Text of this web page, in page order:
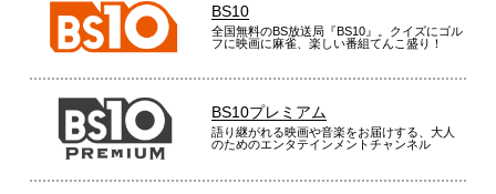
BS10
全国無料のBS放送局『BS10』。クイズにゴル
フに映画に麻雀、楽しい番組てんこ盛り！
BS10プレミアム
語り継がれる映画や音楽をお届けする、大人
のためのエンタテインメントチャンネル